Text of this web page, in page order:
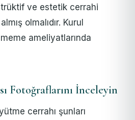
ve estetik cerrahi
olmalıdır. Kurul
ameliyatlarında
Fotoğraflarını İnceleyin
cerrahı şunları